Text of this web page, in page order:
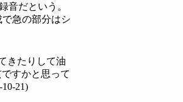
音だという。
急の部分はシ
きたりして油
すかと思って
21)